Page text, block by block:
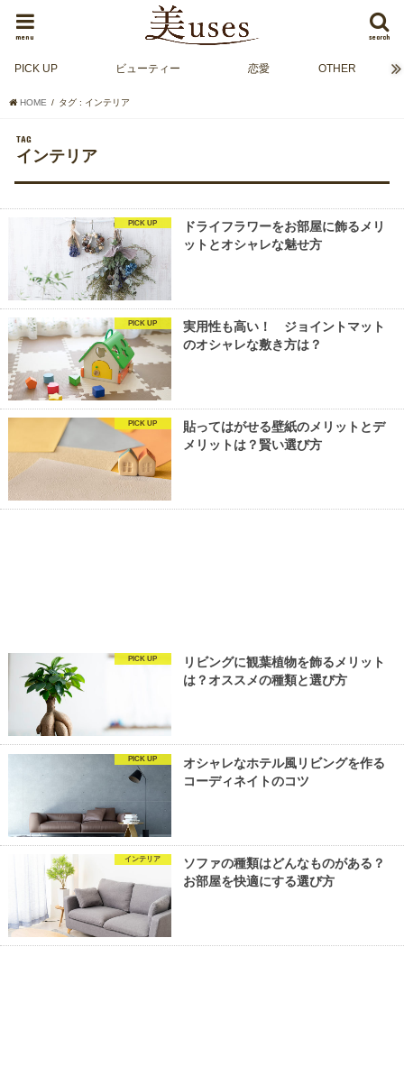
search
menu
PICK UP ビューティー 恋愛 OTHER
HOME タグ : インテリア
TAG
インテリア
PICK UP
ドライフラワーをお部屋に飾るメリ
ットとオシャレな魅せ方
PICK UP
実用性も高い！ ジョイントマット
のオシャレな敷き方は？
PICK UP
貼ってはがせる壁紙のメリットとデ
メリットは？賢い選び方
PICK UP
リビングに観葉植物を飾るメリット
は？オススメの種類と選び方
PICK UP
オシャレなホテル風リビングを作る
コーディネイトのコツ
インテリア
ソファの種類はどんなものがある？
お部屋を快適にする選び方